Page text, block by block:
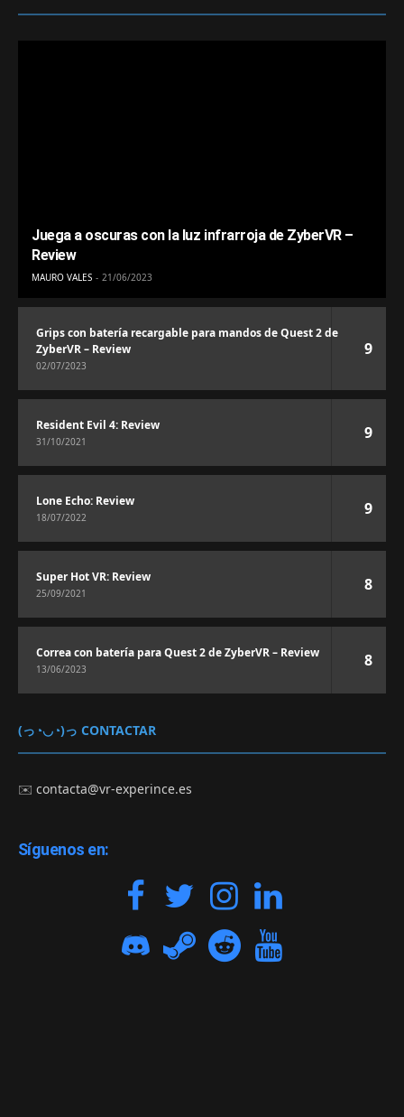
Juega a oscuras con la luz infrarroja de ZyberVR –
Review
MAURO VALES 21/06/2023
Grips con batería recargable para mandos de Quest 2 de
ZyberVR – Review
02/07/2023
9
Resident Evil 4: Review
31/10/2021 9
Lone Echo: Review
18/07/2022 9
Super Hot VR: Review
25/09/2021 8
Correa con batería para Quest 2 de ZyberVR – Review
13/06/2023 8
(っ◔◡◔)っ CONTACTAR
✉️contacta@vr-experince.es
Síguenos en: